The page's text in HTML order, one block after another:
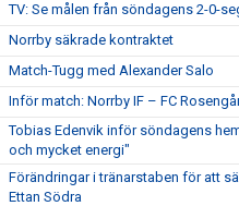
TV: Se målen från söndagens 2-0-
Norrby säkrade kontraktet
Match-Tugg med Alexander Salo
Inför match: Norrby IF – FC
Tobias Edenvik inför söndagens
och mycket energi"
Förändringar i tränarstaben för att
Ettan Södra